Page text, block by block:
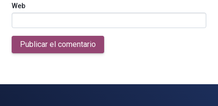
Web
Publicar el comentario